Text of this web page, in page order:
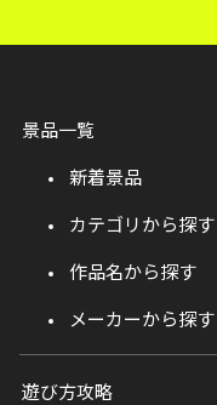
景品一覧
新着景品
カテゴリから探す
作品名から探す
メーカーから探す
遊び方攻略